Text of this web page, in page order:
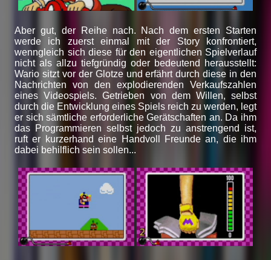
Aber gut, der Reihe nach. Nach dem ersten Starten
werde ich zuerst einmal mit der Story konfrontiert,
wenngleich sich diese für den eigentlichen Spielverlauf
nicht als allzu tiefgründig oder bedeutend herausstellt:
Wario sitzt vor der Glotze und erfährt durch diese in den
Nachrichten von den explodierenden Verkaufszahlen
eines Videospiels. Getrieben von dem Willen, selbst
durch die Entwicklung eines Spiels reich zu werden, legt
er sich sämtliche erforderliche Gerätschaften an. Da ihm
das Programmieren selbst jedoch zu anstrengend ist,
ruft er kurzerhand eine Handvoll Freunde an, die ihm
dabei behilflich sein sollen...